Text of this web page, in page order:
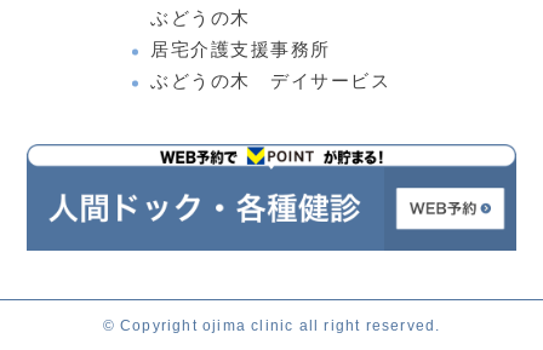
ぶどうの木
居宅介護支援事務所
ぶどうの木 デイサービス
© Copyright ojima clinic all right reserved.